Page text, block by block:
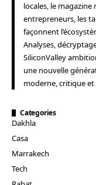
locales, le
entrepreneurs, les
façonnent
Analyses,
SiliconValley
une nouvelle
moderne, critique
Categories
Dakhla
Casa
Marrakech
Tech